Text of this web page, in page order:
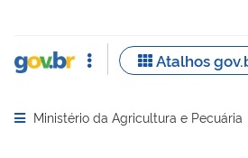
Abrir menu principal de navegação
Ministério da Agricultura e Pecuária